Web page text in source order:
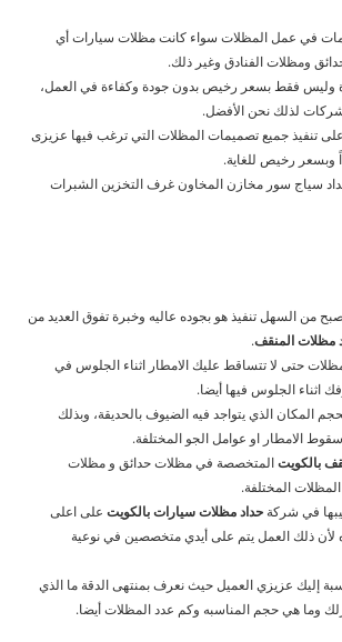
في عمل المظلات سواء كانت مظلات سيارات أي
ومظلات الفنادق وغير ذلك.
وليس فقط بسعر رخيص بدون جودة وكفاءة في العمل،
لذلك نحن الأفضل.
تنفيذ جميع تصميمات المظلات التي ترغب فيها عزيزى
رخيص للغاية.
سياج سور مخازن المخاون غرف التخزين الشبرات
من السهل تنفيذ هو بجوده عاليه وخبرة تفوق العديد من
مظلات المنقف.
حتى لا تتساقط عليك الامطار اثناء الجلوس في
اثناء الجلوس فيها أيضا.
المكان الذي يتواجد فيه الضيوف بالحديقة، وبذلك
الامطار او عوامل الجو المختلفة.
بالكويتالمتخصصة في مظلات حدائق و مظلات
المختلفة.
في شركة حداد مظلات سيارات بالكويت على اعلى
لأن ذلك العمل يتم على أيدي متخصصين في نوعية
إليك عزيزي العميل حيث نعرف بمنتهى الدقة ما الذي
وما هي حجم المناسبه وكم عدد المظلات أيضا.